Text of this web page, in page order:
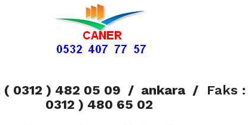
( 0312 ) 482 05 09 / ankara / Faks :
0312 ) 480 65 02